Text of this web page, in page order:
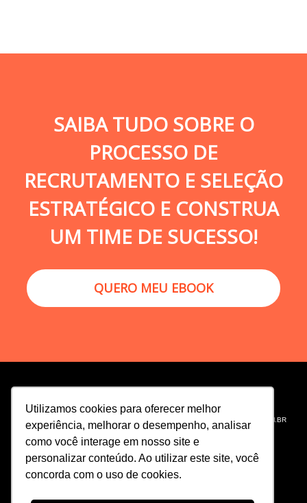
Utilizamos cookies para oferecer melhor
experiência, melhorar o desempenho, analisar
como você interage em nosso site e
personalizar conteúdo. Ao utilizar este site, você
concorda com o uso de cookies.
SAIBA TUDO SOBRE O
PROCESSO DE
RECRUTAMENTO E SELEÇÃO
ESTRATÉGICO E CONSTRUA
UM TIME DE SUCESSO!
QUERO MEU EBOOK
WWW. INTEGRACAO .COM.BR
Rua Manuel Guedes, 504 - Itaim Bibi